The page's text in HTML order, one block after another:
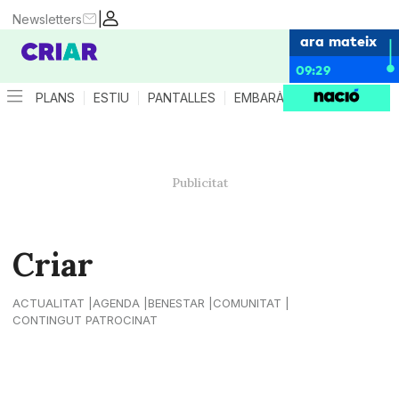
|
Newsletters
ara mateix
09:29
PLANS ESTIU PANTALLES EMBARÀS CRIANÇA
Criar
ACTUALITAT AGENDA BENESTAR
COMUNITAT
CONTINGUT PATROCINAT